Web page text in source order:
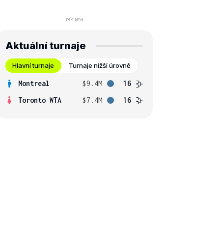
Aktuální turnaje
Hlavní turnaje Turnaje nižší úrovně
Montreal $9.4M
16
Toronto WTA
$7.4M 16